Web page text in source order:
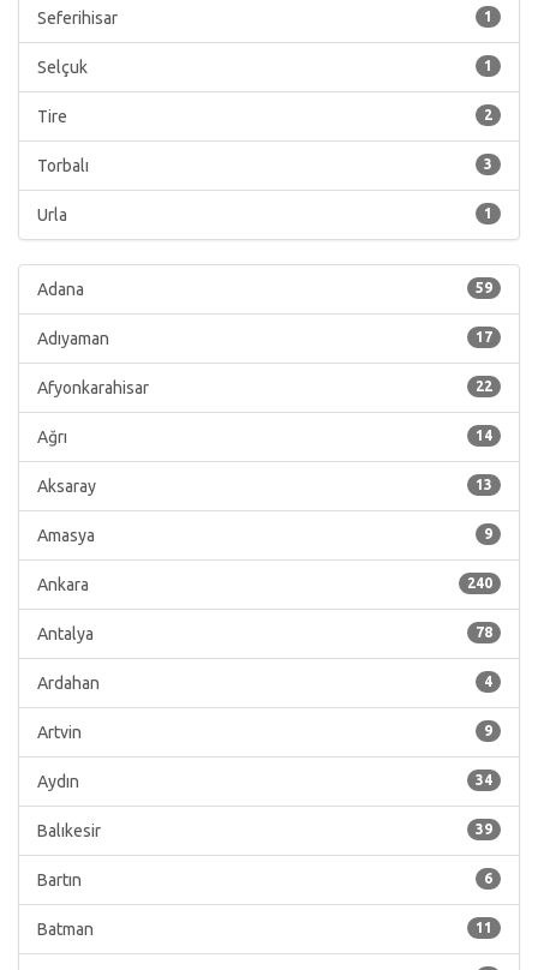
1
Seferihisar
1
Selçuk
2
Tire
3
Torbalı
1
Urla
59
Adana
17
Adıyaman
22
Afyonkarahisar
14
Ağrı
13
Aksaray
9
Amasya
240
Ankara
78
Antalya
4
Ardahan
9
Artvin
34
Aydın
39
Balıkesir
6
Bartın
11
Batman